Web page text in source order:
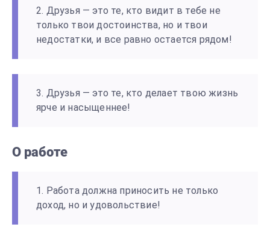
2. Друзья — это те, кто видит в тебе не
только твои достоинства, но и твои
недостатки, и все равно остается рядом!
3. Друзья — это те, кто делает твою жизнь
ярче и насыщеннее!
О работе
1. Работа должна приносить не только
доход, но и удовольствие!